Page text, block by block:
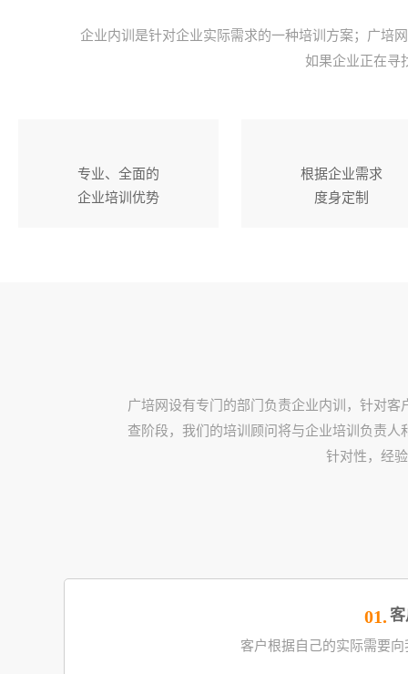
企业内训是针对企业实际需求的一种培训方案；广培
如果企业正在寻
专业、全面的
企业培训优势
根据企业需求
度身定制
广培网设有专门的部门负责企业内训，针对
查阶段，我们的培训顾问将与企业培训负责
针对性，经
01.
客户根据自己的实际需要